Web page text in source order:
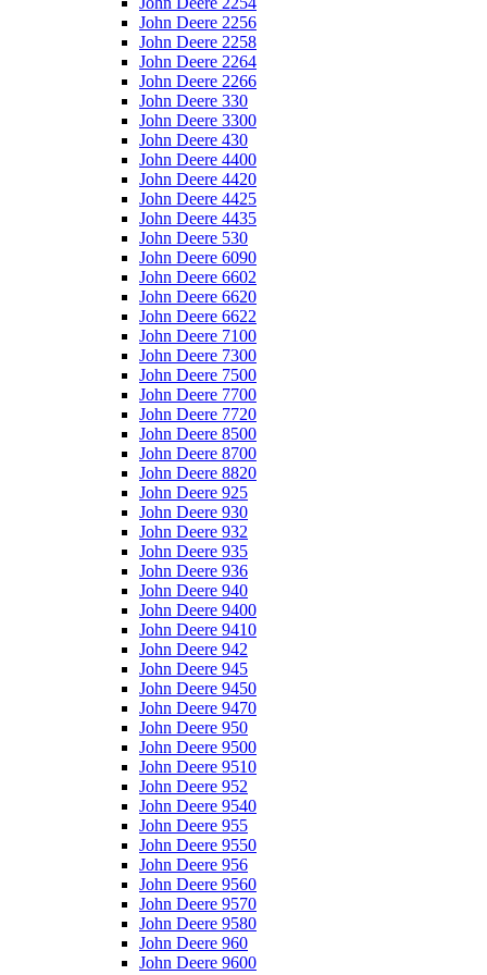
John Deere 2256
John Deere 2258
John Deere 2264
John Deere 2266
John Deere 330
John Deere 3300
John Deere 430
John Deere 4400
John Deere 4420
John Deere 4425
John Deere 4435
John Deere 530
John Deere 6090
John Deere 6602
John Deere 6620
John Deere 6622
John Deere 7100
John Deere 7300
John Deere 7500
John Deere 7700
John Deere 7720
John Deere 8500
John Deere 8700
John Deere 8820
John Deere 925
John Deere 930
John Deere 932
John Deere 935
John Deere 936
John Deere 940
John Deere 9400
John Deere 9410
John Deere 942
John Deere 945
John Deere 9450
John Deere 9470
John Deere 950
John Deere 9500
John Deere 9510
John Deere 952
John Deere 9540
John Deere 955
John Deere 9550
John Deere 956
John Deere 9560
John Deere 9570
John Deere 9580
John Deere 960
John Deere 9600